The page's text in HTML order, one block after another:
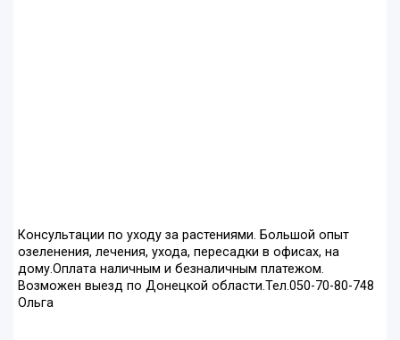
Консультации по уходу за растениями. Большой опыт
озеленения, лечения, ухода, пересадки в офисах, на
дому.Оплата наличным и безналичным платежом.
Возможен выезд по Донецкой области.Тел.050-70-80-748
Ольга